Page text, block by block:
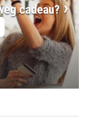
cadeau?